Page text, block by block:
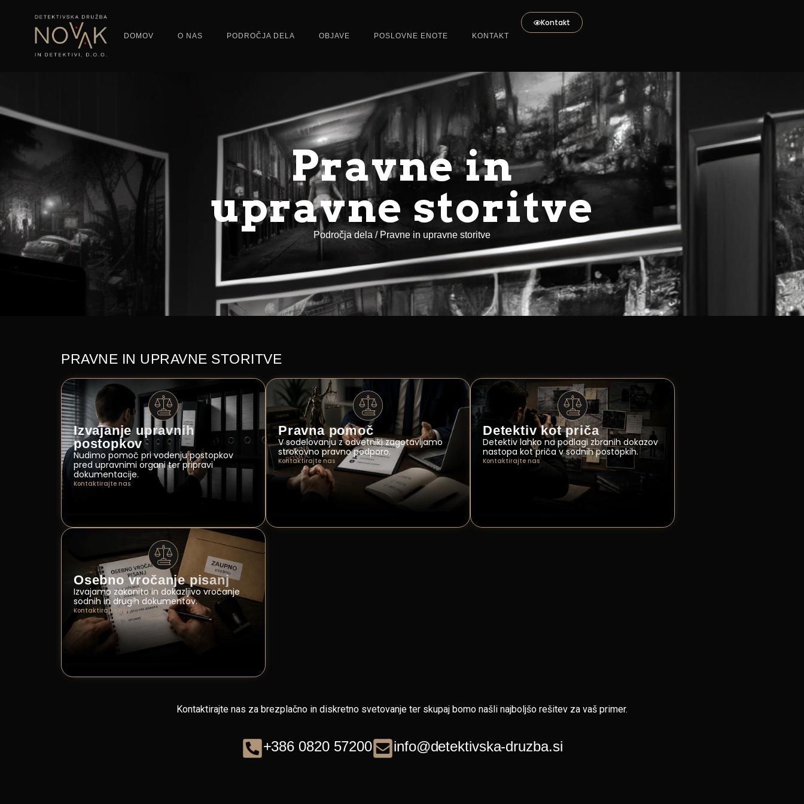
DOMOV O NAS PODROČJA DELA OBJAVE POSLOVNE ENOTE KONTAKT
Kontakt
Pravne in
upravne storitve
Področja dela / Pravne in upravne storitve
PRAVNE IN UPRAVNE STORITVE
Izvajanje upravnih
postopkov
Nudimo pomoč pri vodenju postopkov
pred upravnimi organi ter pripravi
dokumentacije.
Kontaktirajte nas
Pravna pomoč
V sodelovanju z odvetniki zagotavljamo
strokovno pravno podporo.
Kontaktirajte nas
Detektiv kot priča
Detektiv lahko na podlagi zbranih dokazov
nastopa kot priča v sodnih postopkih.
Kontaktirajte nas
Osebno vročanje pisanj
Izvajamo zakonito in dokazljivo vročanje
sodnih in drugih dokumentov.
Kontaktirajte nas
Kontaktirajte nas za brezplačno in diskretno svetovanje ter skupaj bomo našli najboljšo rešitev za vaš primer.
+386 0820 57200 info@detektivska-druzba.si